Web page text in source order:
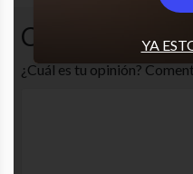
Comentarios
¿Cuál es tu opinión?
YA